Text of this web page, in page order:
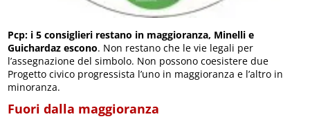
Pcp: i 5 consiglieri restano in maggioranza, Minelli e
Guichardaz escono. Non restano che le vie legali per
l’assegnazione del simbolo. Non possono coesistere due
Progetto civico progressista l’uno in maggioranza e l’altro in
minoranza.
Fuori dalla maggioranza